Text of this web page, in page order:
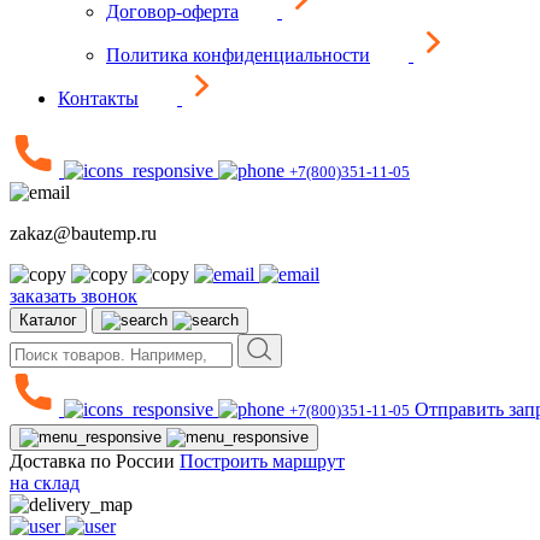
Договор-оферта
Политика конфиденциальности
Контакты
+7(800)351-11-05
zakaz@bautemp.ru
заказать звонок
Каталог
+7(800)351-11-05 Отправить
Доставка по России Построить маршрут
на склад